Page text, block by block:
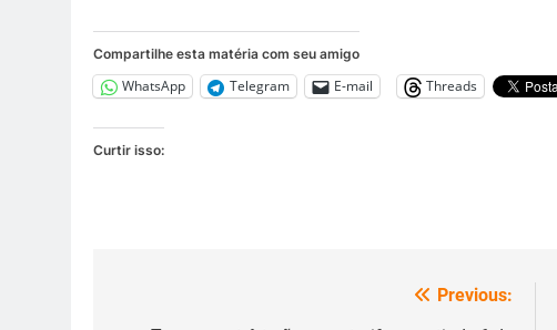
Compartilhe esta matéria com seu amigo
WhatsApp Telegram E-mail Threads
Curtir isso:
Previous: